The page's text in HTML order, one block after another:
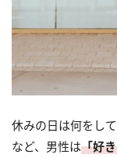
休みの日は何をし
など、男性は「好